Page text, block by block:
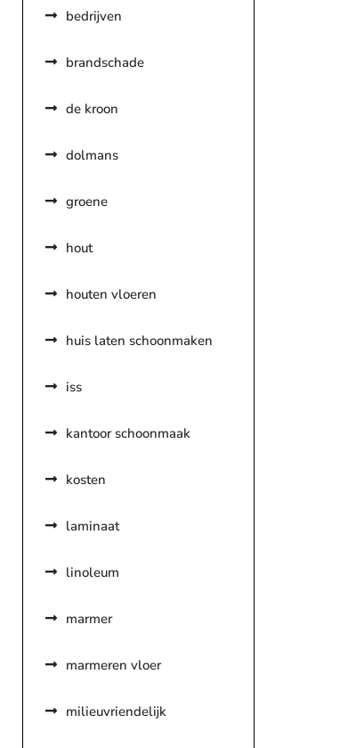
bedrijven
brandschade
de kroon
dolmans
groene
hout
houten vloeren
huis laten schoonmaken
iss
kantoor schoonmaak
kosten
laminaat
linoleum
marmer
marmeren vloer
milieuvriendelijk